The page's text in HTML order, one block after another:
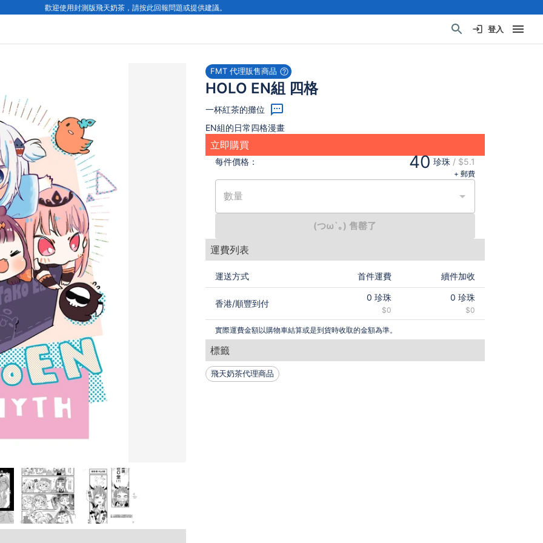
歡迎使用封測版飛天奶茶，請按此回報問題或提供建議。
登入
FMT 代理販售商品
HOLO EN組 四格
一杯紅茶的攤位
EN組的日常四格漫畫
立即購買
每件價格： 40 珍珠 / $5.1
+ 郵費
數量
(つω`｡) 售罄了
運費列表
運送方式 首件運費 續件加收
香港/順豐到付
0 珍珠
$0
0 珍珠
$0
實際運費金額以購物車結算或是到貨時收取的金額為準。
標籤
飛天奶茶代理商品